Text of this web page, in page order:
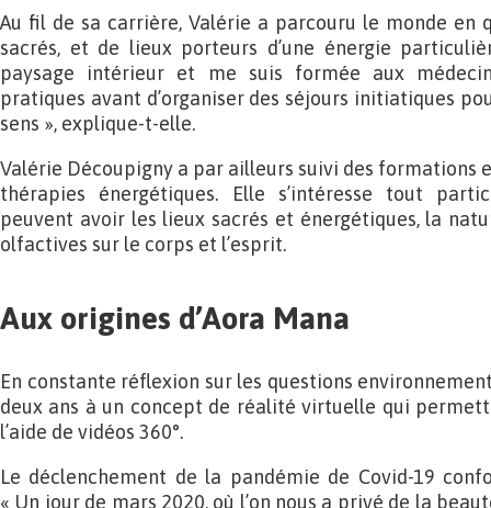
Au fil de sa carrière, Valérie a parcouru le monde en
sacrés, et de lieux porteurs d’une énergie
paysage intérieur et me suis formée aux
pratiques avant d’organiser des séjours initiatiques
sens », explique-t-elle.
Valérie Découpigny a par ailleurs suivi des formations
thérapies énergétiques. Elle s’intéresse tout
peuvent avoir les lieux sacrés et énergétiques, la
olfactives sur le corps et l’esprit.
Aux origines d’Aora Mana
En constante réflexion sur les questions
deux ans à un concept de réalité virtuelle qui
l’aide de vidéos 360°.
Le déclenchement de la pandémie de Covid-19
« Un jour de mars 2020, où l’on nous a privé de la